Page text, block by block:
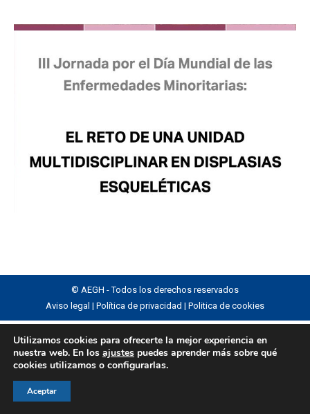
© AEGH - Todos los derechos reservados
Aviso legal | Política de privacidad | Politica de cookies
Utilizamos cookies para ofrecerte la mejor experiencia en
nuestra web. En los ajustes puedes aprender más sobre qué
cookies utilizamos o configurarlas.
Aceptar